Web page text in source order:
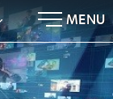
MENU
×